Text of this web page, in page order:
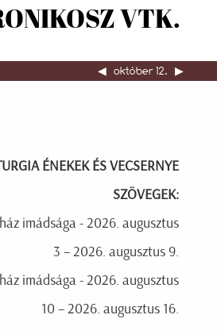
VTK.
◀︎ október 12. ▶︎
ÉNEKEK ÉS VECSERNYE
SZÖVEGEK:
imádsága - 2026. augusztus
3 – 2026. augusztus 9.
imádsága - 2026. augusztus
10 – 2026. augusztus 16.